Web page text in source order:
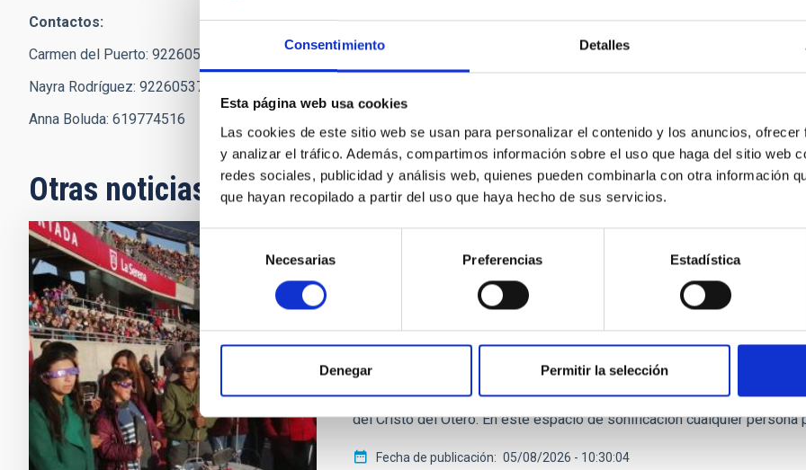
Consentimiento Detalles
Esta página web usa cookies
Las cookies de este sitio web se usan para personalizar el contenido y los anuncios,
y analizar el tráfico. Además, compartimos información sobre el uso que haga del sitio web
redes sociales, publicidad y análisis web, quienes pueden combinarla con otra información
que hayan recopilado a partir del uso que haya hecho de sus servicios.
Selección
de
consentimiento
Necesarias Preferencias Estadística
Denegar Permitir la selección
Contactos:
Carmen del Puerto: 922605208 y 650107957
Nayra Rodríguez: 922605371
Anna Boluda: 619774516
Otras noticias relacionadas
El evento del 12 de agosto en Palencia se suma a
Dentro del programa de iniciativas que el IAC, con la colaboración del
Canarias y dentro de su proyecto NATE, desplegará en Palencia con
ofrecerá a las personas con discapacidad visual la posibilidad de
Inclusivo del Instituto de Ciencias del Espacio (ICE-ISIC). Esta opción
del Cristo del Otero. En este espacio de sonificación cualquier
Fecha de publicación 05/08/2026 - 10:30:04